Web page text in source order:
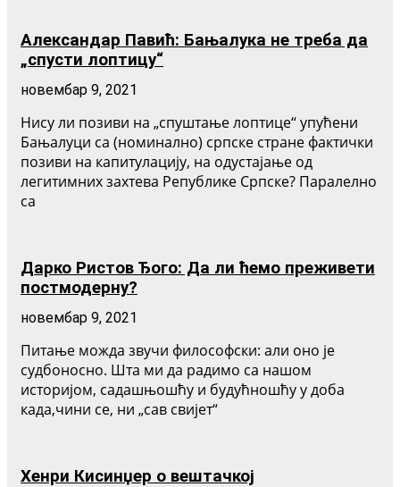
Александар Павић: Бањалука не треба да
„спусти лоптицу“
новембар 9, 2021
Нису ли позиви на „спуштање лоптице“ упућени
Бањалуци са (номинално) српске стране фактички
позиви на капитулацију, на одустајање од
легитимних захтева Републике Српске? Паралелно
са
Дарко Ристов Ђого: Да ли ћемо преживети
постмодерну?
новембар 9, 2021
Питање можда звучи философски: али оно је
судбоносно. Шта ми да радимо са нашом
историјом, садашњошћу и будућношћу у доба
када,чини се, ни „сав свијет“
Хенри Кисинџер о вештачкој